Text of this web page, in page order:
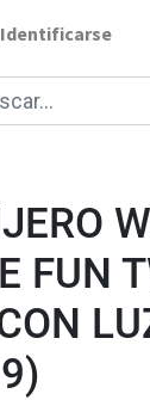
Identificarse
FUN